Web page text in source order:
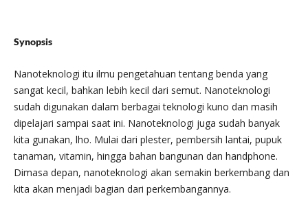
Synopsis
Nanoteknologi itu ilmu pengetahuan tentang benda yang
sangat kecil, bahkan lebih kecil dari semut. Nanoteknologi
sudah digunakan dalam berbagai teknologi kuno dan masih
dipelajari sampai saat ini. Nanoteknologi juga sudah banyak
kita gunakan, lho. Mulai dari plester, pembersih lantai, pupuk
tanaman, vitamin, hingga bahan bangunan dan handphone.
Dimasa depan, nanoteknologi akan semakin berkembang dan
kita akan menjadi bagian dari perkembangannya.